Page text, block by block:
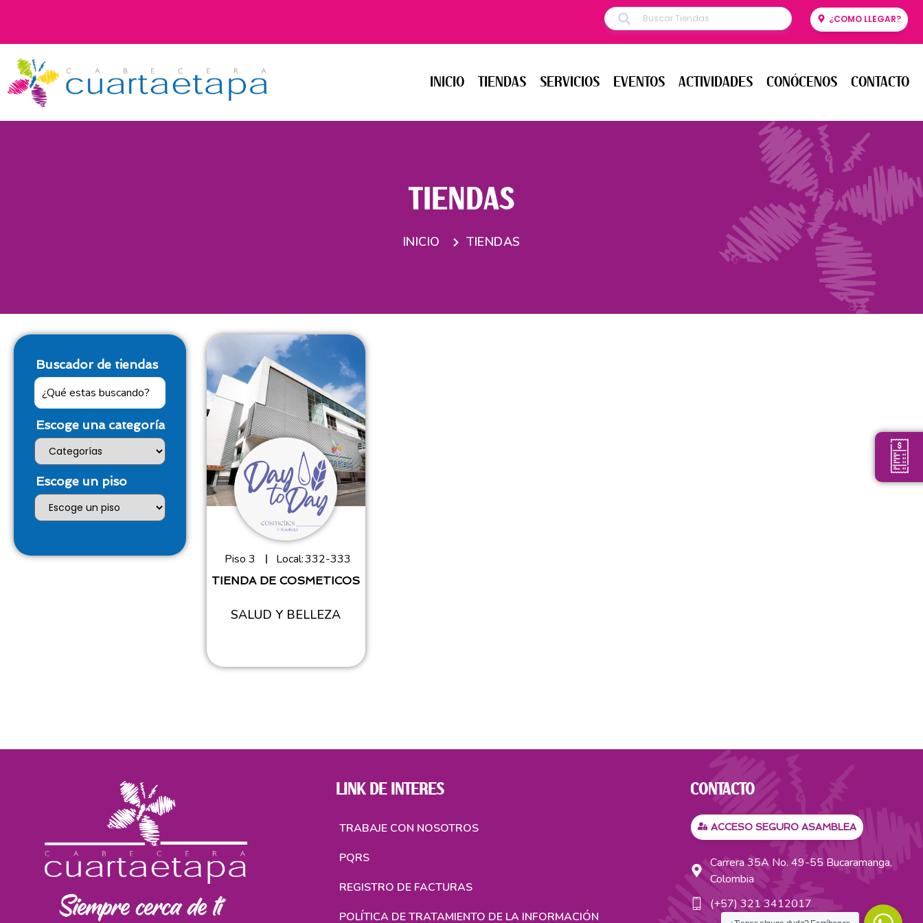
¿COMO LLEGAR?
INICIO TIENDAS SERVICIOS EVENTOS ACTIVIDADES CONÓCENOS CONTACTO
TIENDAS SERVICIOS EVENTOS ACTIVIDADES CONÓCENOS CONTACTO
TIENDAS
INICIO TIENDAS
Buscador de tiendas
Escoge una categoría
Escoge un piso
Piso 3 Local:332-333
TIENDA DE COSMETICOS
SALUD Y BELLEZA
LINK DE INTERES
TRABAJE CON NOSOTROS
PQRS
REGISTRO DE FACTURAS
POLÍTICA DE TRATAMIENTO DE LA INFORMACIÓN
CONTACTO
ACCESO SEGURO ASAMBLEA
Carrera 35A No. 49-55 Bucaramanga,
Colombia
(+57) 321 3412017